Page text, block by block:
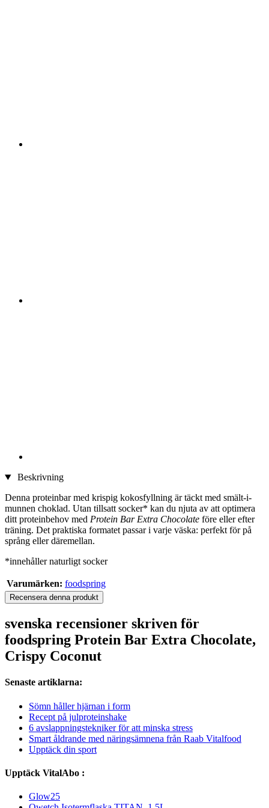
Beskrivning
Denna proteinbar med krispig kokosfyllning är täckt med smält-i-
munnen choklad. Utan tillsatt socker* kan du njuta av att optimera
ditt proteinbehov med Protein Bar Extra Chocolate före eller efter
träning. Det praktiska formatet passar i varje väska: perfekt för på
språng eller däremellan.
*innehåller naturligt socker
Varumärken: foodspring
Recensera denna produkt
svenska recensioner skriven för
foodspring Protein Bar Extra Chocolate,
Crispy Coconut
Senaste artiklarna:
Sömn håller hjärnan i form
Recept på julproteinshake
6 avslappningstekniker för att minska stress
Smart åldrande med näringsämnena från Raab Vitalfood
Upptäck din sport
Upptäck VitalAbo :
Glow25